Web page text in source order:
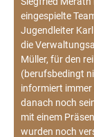
eingespielte
Jugendleiter
die
Müller, für den
(berufsbedingt
informiert
danach noch
mit einem
wurden noch